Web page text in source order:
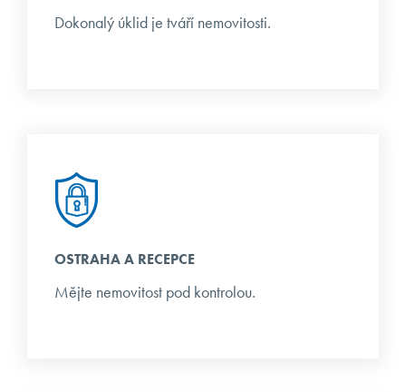
Dokonalý úklid je tváří nemovitosti.
OSTRAHA A RECEPCE
Mějte nemovitost pod kontrolou.